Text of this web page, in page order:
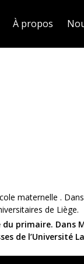
À propos
maternelle . Dans
de Liège.
primaire. Dans
de l’Université